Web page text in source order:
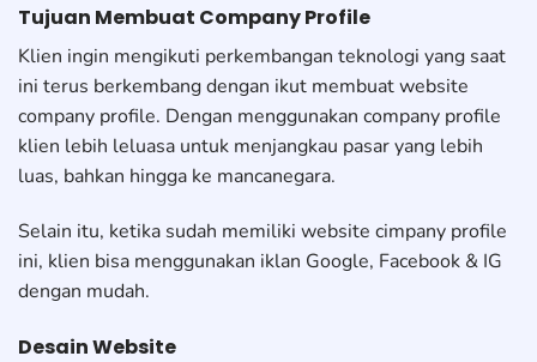
Tujuan Membuat Company Profile
Klien ingin mengikuti perkembangan teknologi yang saat
ini terus berkembang dengan ikut membuat website
company profile. Dengan menggunakan company profile
klien lebih leluasa untuk menjangkau pasar yang lebih
luas, bahkan hingga ke mancanegara.
Selain itu, ketika sudah memiliki website cimpany profile
ini, klien bisa menggunakan iklan Google, Facebook & IG
dengan mudah.
Desain Website